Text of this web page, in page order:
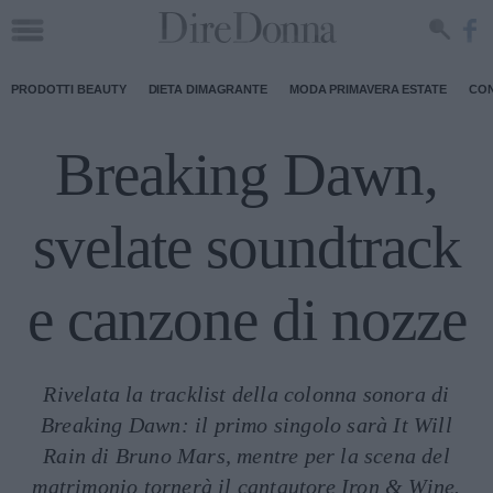
PRODOTTI BEAUTY DIETA DIMAGRANTE MODA PRIMAVERA ESTATE
Breaking Dawn,
svelate soundtrack
e canzone di nozze
Rivelata la tracklist della colonna sonora di
Breaking Dawn: il primo singolo sarà It Will
Rain di Bruno Mars, mentre per la scena del
matrimonio tornerà il cantautore Iron & Wine.